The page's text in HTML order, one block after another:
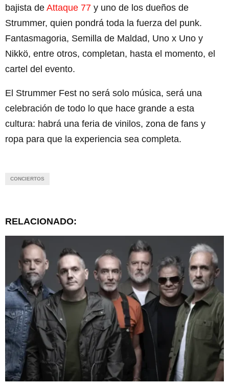
bajista de Attaque 77 y uno de los dueños de
Strummer, quien pondrá toda la fuerza del punk.
Fantasmagoria, Semilla de Maldad, Uno x Uno y
Nikkö, entre otros, completan, hasta el momento, el
cartel del evento.
El Strummer Fest no será solo música, será una
celebración de todo lo que hace grande a esta
cultura: habrá una feria de vinilos, zona de fans y
ropa para que la experiencia sea completa.
CONCIERTOS
RELACIONADO: